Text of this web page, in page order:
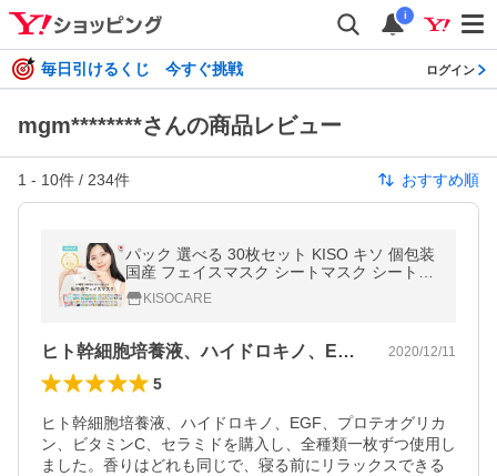
i
毎日引けるくじ 今すぐ挑戦 ログイン
mgm********さんの商品レビュー
1 - 10件 / 234件 おすすめ順
パック 選べる 30枚セット KISO キソ 個包装
国産 フェイスマスク シートマスク シートパ
ック レチノール ヒト幹細胞 アゼライン酸 ハ
イドロキノン PDRN CICA
KISOCARE
ヒト幹細胞培養液、ハイドロキノ、EGF… 2020/12/11
5
ヒト幹細胞培養液、ハイドロキノ、EGF、プロテオグリカ
ン、ビタミンC、セラミドを購入し、全種類一枚ずつ使用し
ました。香りはどれも同じで、寝る前にリラックスできる